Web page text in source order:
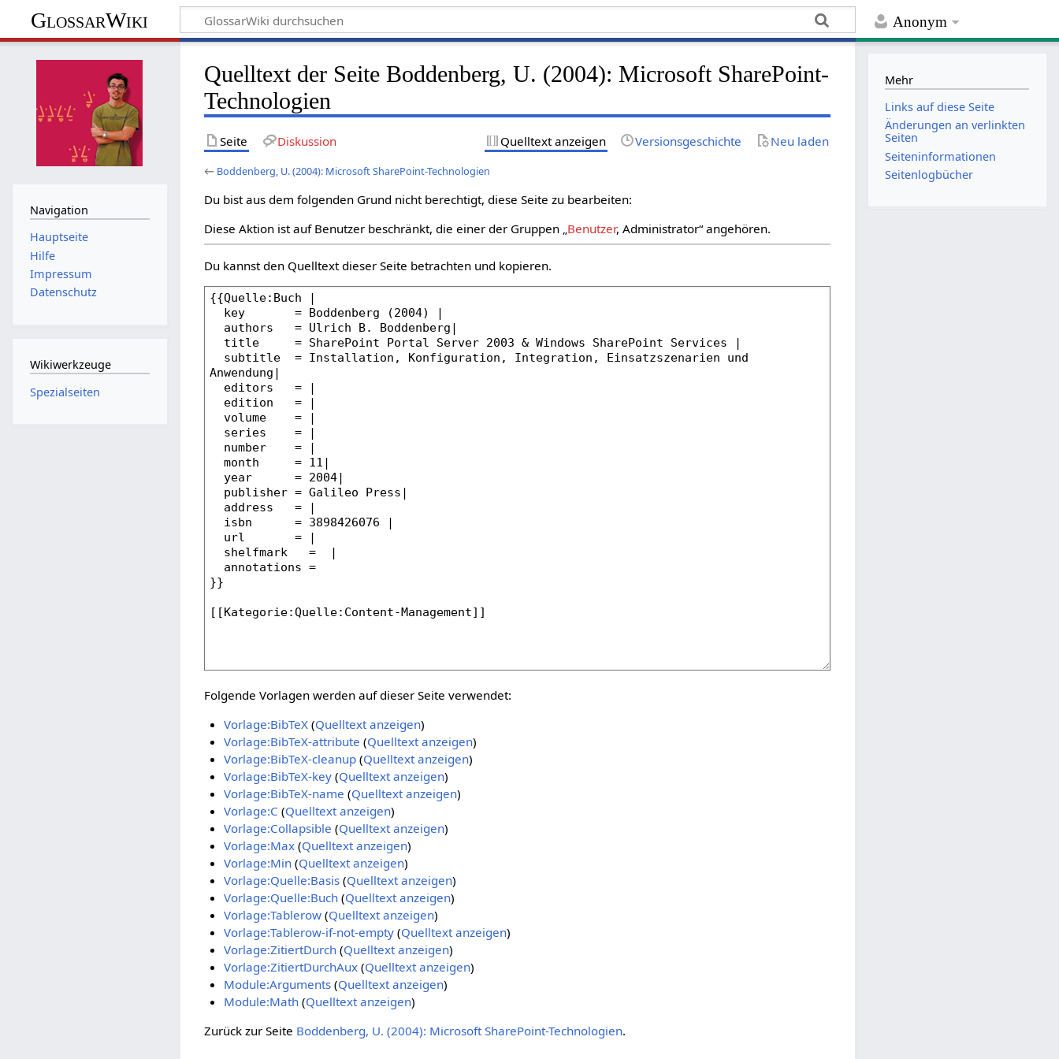
Anonym
GlossarWiki
Quelltext der Seite Boddenberg, U. (2004): Microsoft SharePoint-
Technologien
Seite Diskussion Quelltext anzeigen Versionsgeschichte Neu laden
← Boddenberg, U. (2004): Microsoft SharePoint-Technologien
Du bist aus dem folgenden Grund nicht berechtigt, diese Seite zu bearbeiten:
Diese Aktion ist auf Benutzer beschränkt, die einer der Gruppen „Benutzer, Administrator“ angehören.
Du kannst den Quelltext dieser Seite betrachten und kopieren.
Folgende Vorlagen werden auf dieser Seite verwendet:
Vorlage:BibTeX(Quelltext anzeigen)
Vorlage:BibTeX-attribute (Quelltext anzeigen)
Vorlage:BibTeX-cleanup(Quelltext anzeigen)
Vorlage:BibTeX-key(Quelltext anzeigen)
Vorlage:BibTeX-name (Quelltext anzeigen)
Vorlage:C (Quelltext anzeigen)
Vorlage:Collapsible (Quelltext anzeigen)
Vorlage:Max(Quelltext anzeigen)
Vorlage:Min(Quelltext anzeigen)
Vorlage:Quelle:Basis(Quelltext anzeigen)
Vorlage:Quelle:Buch(Quelltext anzeigen)
Vorlage:Tablerow(Quelltext anzeigen)
Vorlage:Tablerow-if-not-empty(Quelltext anzeigen)
Vorlage:ZitiertDurch(Quelltext anzeigen)
Vorlage:ZitiertDurchAux(Quelltext anzeigen)
Module:Arguments(Quelltext anzeigen)
Module:Math(Quelltext anzeigen)
Zurück zur Seite Boddenberg, U. (2004): Microsoft SharePoint-Technologien.
Navigation
Hauptseite
Hilfe
Impressum
Datenschutz
Wikiwerkzeuge
Spezialseiten
Mehr
Links auf diese Seite
Änderungen an verlinkten
Seiten
Seiten­­informationen
Seitenlogbücher